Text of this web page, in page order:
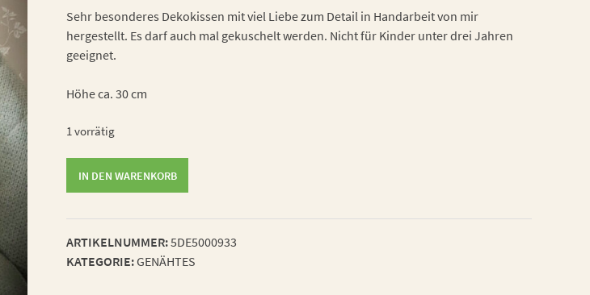
Sehr besonderes Dekokissen mit viel Liebe zum Detail in Handarbeit von mir
hergestellt. Es darf auch mal gekuschelt werden. Nicht für Kinder unter drei Jahren
geeignet.
Höhe ca. 30 cm
1 vorrätig
IN DEN WARENKORB
ARTIKELNUMMER:5DE5000933
KATEGORIE:GENÄHTES